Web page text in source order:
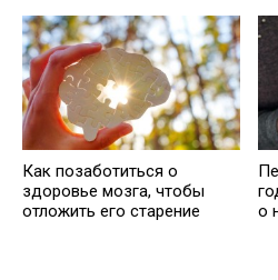
Как позаботиться о
здоровье мозга, чтобы
отложить его старение
о